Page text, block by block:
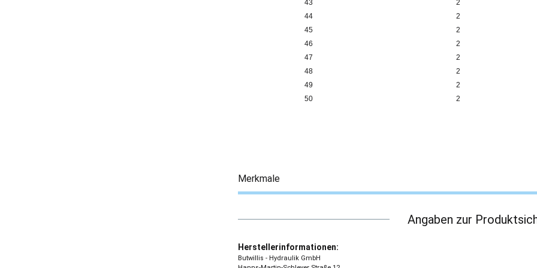
43
2
44
2
45
2
46
2
47
2
48
2
49
2
50
2
Merkmale
Angaben zur
Herstellerinformationen:
Butwillis - Hydraulik GmbH